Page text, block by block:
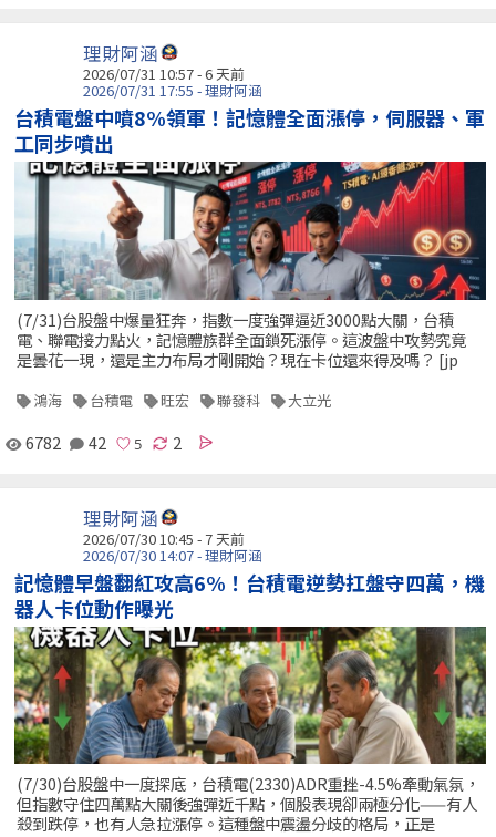
理財阿涵
2026/07/31 10:57 - 6 天前
2026/07/31 17:55 - 理財阿涵
台積電盤中噴8%領軍！記憶體全面漲停，伺服器、軍
工同步噴出
(7/31)台股盤中爆量狂奔，指數一度強彈逼近3000點大關，台積
電、聯電接力點火，記憶體族群全面鎖死漲停。這波盤中攻勢究竟
是曇花一現，還是主力布局才剛開始？現在卡位還來得及嗎？ [jp
鴻海 台積電 旺宏 聯發科 大立光
6782 42 2
理財阿涵
2026/07/30 10:45 - 7 天前
2026/07/30 14:07 - 理財阿涵
記憶體早盤翻紅攻高6%！台積電逆勢扛盤守四萬，機
器人卡位動作曝光
(7/30)台股盤中一度探底，台積電(2330)ADR重挫-4.5%牽動氣氛，
但指數守住四萬點大關後強彈近千點，個股表現卻兩極分化——有人
殺到跌停，也有人急拉漲停。這種盤中震盪分歧的格局，正是